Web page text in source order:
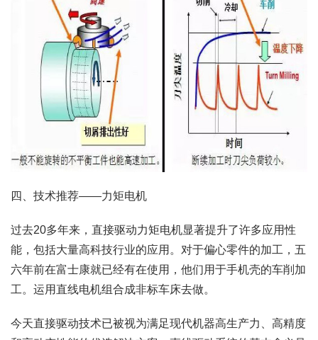
四、技术推荐——力矩电机
过去20多年来，直接驱动力矩电机显著提升了许多应用性
能，包括大量高科技行业的应用。对于偏心零件的加工，五
六年前在富士康就已经有在使用，他们用于手机壳的车削加
工。运用直线电机组合成非标车床去做。
今天直接驱动技术已被视为满足现代机器高生产力、高精度